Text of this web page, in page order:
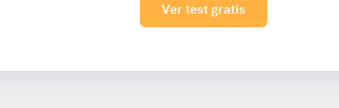
Ver test gratis